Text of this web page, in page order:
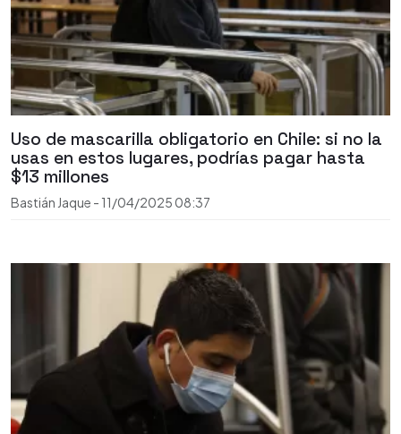
Uso de mascarilla obligatorio en Chile: si no la
usas en estos lugares, podrías pagar hasta
$13 millones
Bastián Jaque - 11/04/2025 08:37